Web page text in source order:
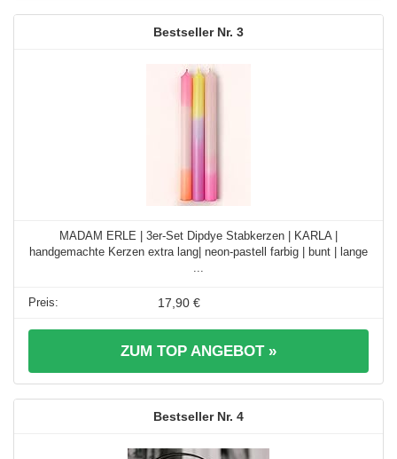
3
MADAM ERLE | 3er-Set Dipdye Stabkerzen | KARLA |
handgemachte Kerzen extra lang| neon-pastell farbig | bunt | lange
...
17,90 €
ZUM TOP ANGEBOT »
4